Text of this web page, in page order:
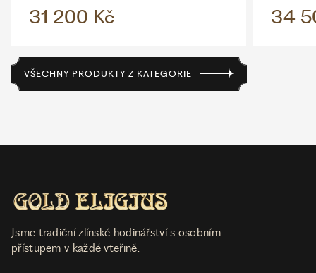
31 200 Kč 34
VŠECHNY PRODUKTY Z KATEGORIE
Jsme tradiční zlínské hodinářství s osobním
přístupem v každé vteřině.